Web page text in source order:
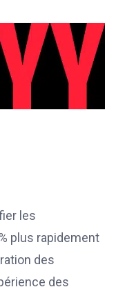
les
plus rapidement
des
des